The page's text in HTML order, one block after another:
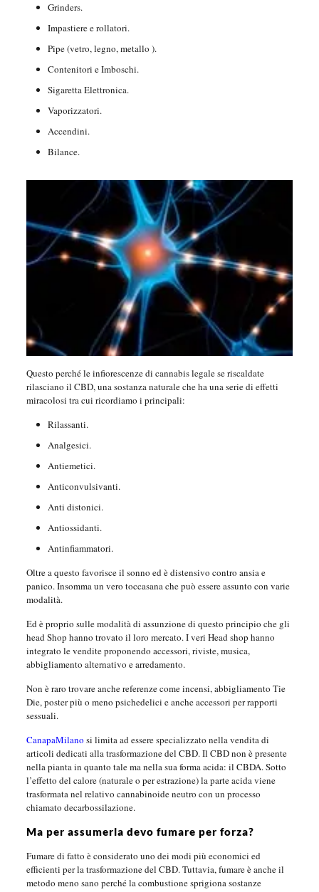
Grinders.
Impastiere e rollatori.
Pipe (vetro, legno, metallo ).
Contenitori e Imboschi.
Sigaretta Elettronica.
Vaporizzatori.
Accendini.
Bilance.
Questo perché le infiorescenze di cannabis legale se riscaldate
rilasciano il CBD, una sostanza naturale che ha una serie di effetti
miracolosi tra cui ricordiamo i principali:
Rilassanti.
Analgesici.
Antiemetici.
Anticonvulsivanti.
Anti distonici.
Antiossidanti.
Antinfiammatori.
Oltre a questo favorisce il sonno ed è distensivo contro ansia e
panico. Insomma un vero toccasana che può essere assunto con varie
modalità.
Ed è proprio sulle modalità di assunzione di questo principio che gli
head Shop hanno trovato il loro mercato. I veri Head shop hanno
integrato le vendite proponendo accessori, riviste, musica,
abbigliamento alternativo e arredamento.
Non è raro trovare anche referenze come incensi, abbigliamento Tie
Die, poster più o meno psichedelici e anche accessori per rapporti
sessuali.
CanapaMilano si limita ad essere specializzato nella vendita di
articoli dedicati alla trasformazione del CBD. Il CBD non è presente
nella pianta in quanto tale ma nella sua forma acida: il CBDA. Sotto
l’effetto del calore (naturale o per estrazione) la parte acida viene
trasformata nel relativo cannabinoide neutro con un processo
chiamato decarbossilazione.
Ma per assumerla devo fumare per forza?
Fumare di fatto è considerato uno dei modi più economici ed
efficienti per la trasformazione del CBD. Tuttavia, fumare è anche il
metodo meno sano perché la combustione sprigiona sostanze